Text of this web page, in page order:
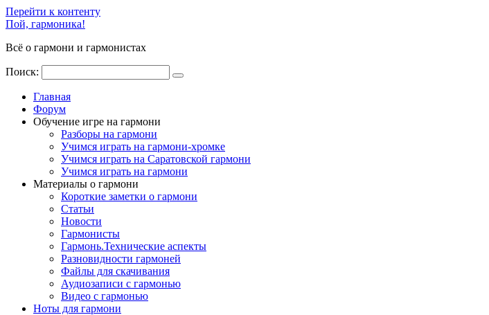
Перейти к контенту
Пой, гармоника!
Всё о гармони и гармонистах
Поиск:
Главная
Форум
Обучение игре на гармони
Разборы на гармони
Учимся играть на гармони-хромке
Учимся играть на Саратовской гармони
Учимся играть на гармони
Материалы о гармони
Короткие заметки о гармони
Cтатьи
Новости
Гармонисты
Гармонь.Технические аспекты
Разновидности гармоней
Файлы для скачивания
Аудиозаписи с гармонью
Видео с гармонью
Ноты для гармони